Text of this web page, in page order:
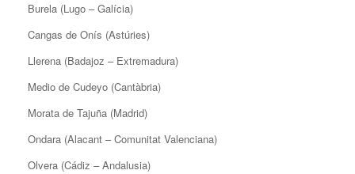
Burela (Lugo – Galícia)
Cangas de Onís (Astúries)
Llerena (Badajoz – Extremadura)
Medio de Cudeyo (Cantàbria)
Morata de Tajuña (Madrid)
Ondara (Alacant – Comunitat Valenciana)
Olvera (Cádiz – Andalusia)